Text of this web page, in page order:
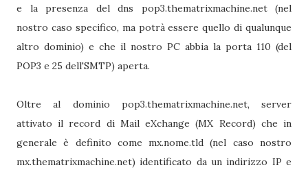
e la presenza del dns pop3.thematrixmachine.net (nel
nostro caso specifico, ma potrà essere quello di qualunque
altro dominio) e che il nostro PC abbia la porta 110 (del
POP3 e 25 dell'SMTP) aperta.
Oltre al dominio pop3.thematrixmachine.net, server
attivato il record di Mail eXchange (MX Record) che in
generale è definito come mx.nome.tld (nel caso nostro
mx.thematrixmachine.net) identificato da un indirizzo IP e